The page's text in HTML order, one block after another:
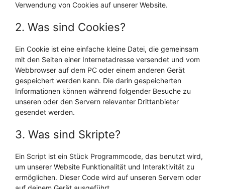
Verwendung von Cookies auf unserer Website.
2. Was sind Cookies?
Ein Cookie ist eine einfache kleine Datei, die gemeinsam
mit den Seiten einer Internetadresse versendet und vom
Webbrowser auf dem PC oder einem anderen Gerät
gespeichert werden kann. Die darin gespeicherten
Informationen können während folgender Besuche zu
unseren oder den Servern relevanter Drittanbieter
gesendet werden.
3. Was sind Skripte?
Ein Script ist ein Stück Programmcode, das benutzt wird,
um unserer Website Funktionalität und Interaktivität zu
ermöglichen. Dieser Code wird auf unseren Servern oder